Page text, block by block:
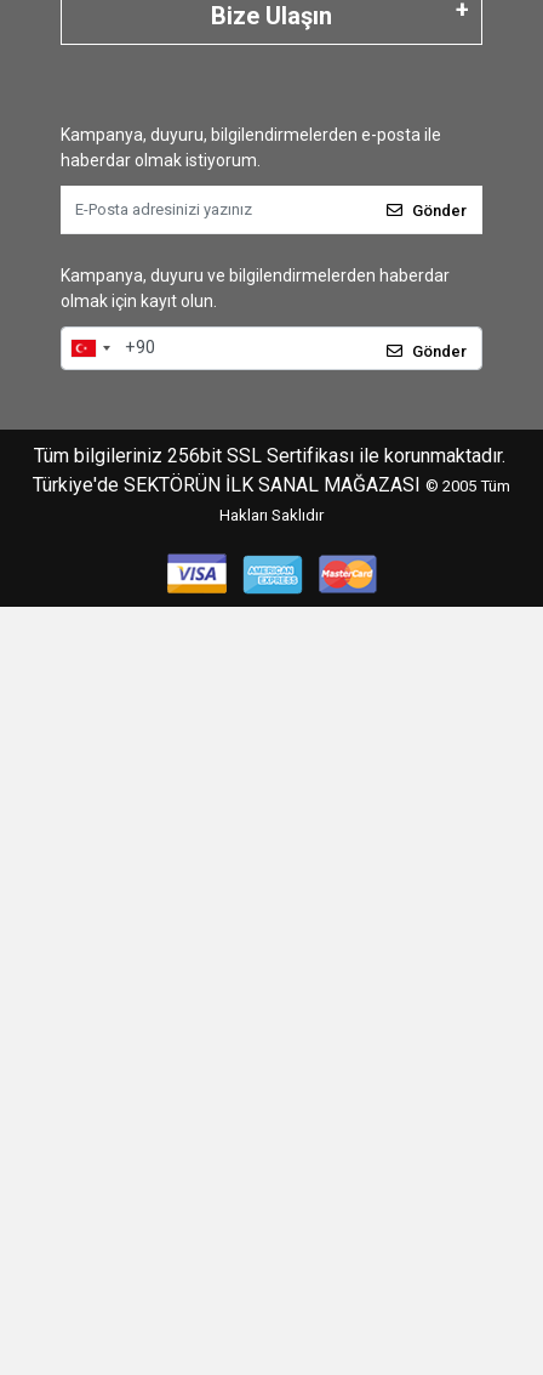
Bize Ulaşın
Kampanya, duyuru, bilgilendirmelerden e-posta ile
haberdar olmak istiyorum.
Gönder
Kampanya, duyuru ve bilgilendirmelerden haberdar
olmak için kayıt olun.
Gönder
Tüm bilgileriniz 256bit SSL Sertifikası ile korunmaktadır.
Türkiye'de SEKTÖRÜN İLK SANAL MAĞAZASI © 2005 Tüm
Hakları Saklıdır